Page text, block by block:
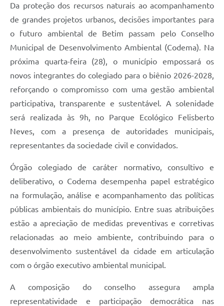
Da proteção dos recursos naturais ao acompanhamento
de grandes projetos urbanos, decisões importantes para
o futuro ambiental de Betim passam pelo Conselho
Municipal de Desenvolvimento Ambiental (Codema). Na
próxima quarta-feira (28), o município empossará os
novos integrantes do colegiado para o biênio 2026-2028,
reforçando o compromisso com uma gestão ambiental
participativa, transparente e sustentável. A solenidade
será realizada às 9h, no Parque Ecológico Felisberto
Neves, com a presença de autoridades municipais,
representantes da sociedade civil e convidados.
Órgão colegiado de caráter normativo, consultivo e
deliberativo, o Codema desempenha papel estratégico
na formulação, análise e acompanhamento das políticas
públicas ambientais do município. Entre suas atribuições
estão a apreciação de medidas preventivas e corretivas
relacionadas ao meio ambiente, contribuindo para o
desenvolvimento sustentável da cidade em articulação
com o órgão executivo ambiental municipal.
A composição do conselho assegura ampla
representatividade e participação democrática nas